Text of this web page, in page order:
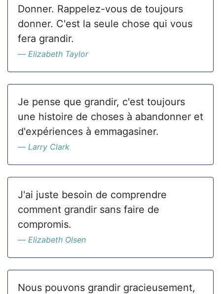
Donner. Rappelez-vous de toujours
donner. C'est la seule chose qui vous
fera grandir.
Elizabeth Taylor
Je pense que grandir, c'est toujours
une histoire de choses à abandonner et
d'expériences à emmagasiner.
Larry Clark
J'ai juste besoin de comprendre
comment grandir sans faire de
compromis.
Elizabeth Olsen
Nous pouvons grandir gracieusement,